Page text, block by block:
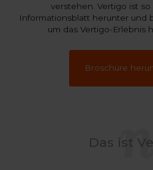
verstehen. Vertigo ist
Informationsblatt herunter und
um das Vertigo-Erlebnis
Broschüre
Das ist